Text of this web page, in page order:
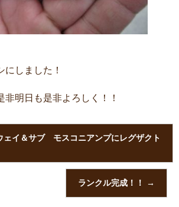
にしました！
明日も是非よろしく！！
ェイ＆サブ モスコニアンプにレグザクト
ランクル完成！！ →